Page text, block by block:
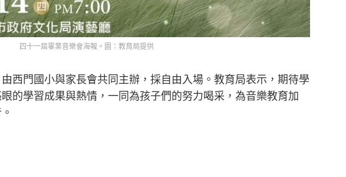
四十一屆畢業音樂會海報。圖：教育局提供
西門國小與家長會共同主辦，採自由入場。教育局表示，期待學
的學習成果與熱情，一同為孩子們的努力喝采，為音樂教育加